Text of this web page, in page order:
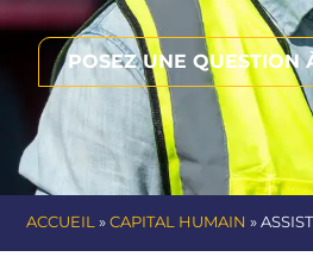
POSEZ UNE QUESTION
ACCUEIL »CAPITAL HUMAIN »